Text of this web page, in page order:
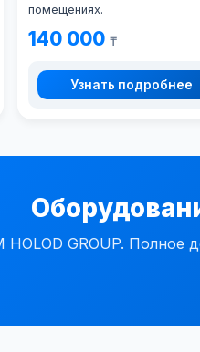
помещениях.
140 000 ₸
Узнать подробнее
GROUP. Полное